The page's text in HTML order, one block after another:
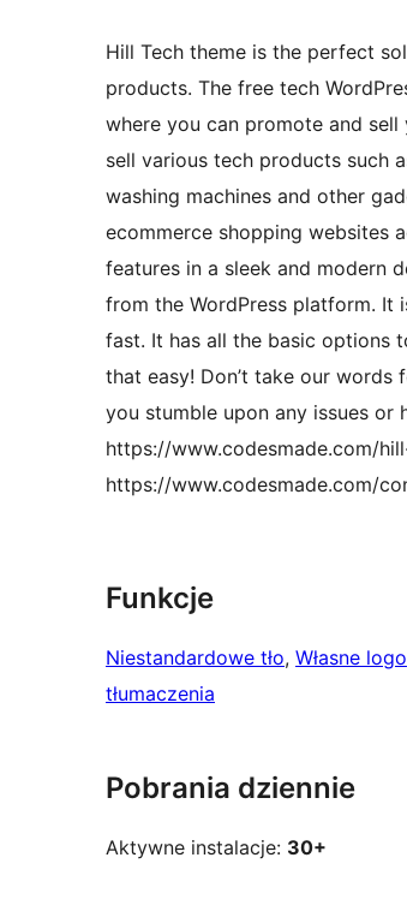
Hill Tech theme is the perfect
products. The free tech
where you can promote and
sell various tech products such
washing machines and other
ecommerce shopping websites
features in a sleek and modern
from the WordPress platform. It
fast. It has all the basic options
that easy! Don’t take our
you stumble upon any issues
https://www.codesmade.com/
https://www.codesmade.com/
Funkcje
Niestandardowe tło, Własne logo
tłumaczenia
Pobrania dziennie
Aktywne instalacje: 30+